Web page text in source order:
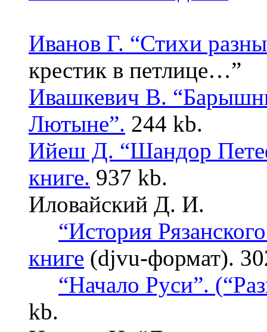
Иванов Г. “Стихи
крестик в петлице…”
Ивашкевич В.
Лютыне”. 244 kb.
Ийеш Д. “Шандор
книге. 937 kb.
Иловайский Д. И.
“История
книге (djvu-формат).
“Начало Руси”.
kb.